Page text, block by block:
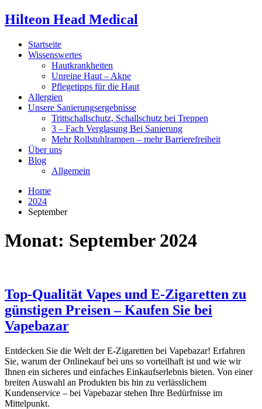
Hilteon Head Medical
Startseite
Wissenswertes
Hautkrankheiten
Unreine Haut – Akne
Pflegetipps für die Haut
Allergien
Unsere Sanierungsergebnisse
Trittschallschutz, Schallschutz bei Treppen
3 – Fach Verglasung Bei Sanierung
Mehr Rollstuhlrampen – mehr Barrierefreiheit
Über uns
Blog
Allgemein
Home
2024
September
Monat: September 2024
Top-Qualität Vapes und E-Zigaretten zu
günstigen Preisen – Kaufen Sie bei
Vapebazar
Entdecken Sie die Welt der E-Zigaretten bei Vapebazar! Erfahren
Sie, warum der Onlinekauf bei uns so vorteilhaft ist und wie wir
Ihnen ein sicheres und einfaches Einkaufserlebnis bieten. Von einer
breiten Auswahl an Produkten bis hin zu verlässlichem
Kundenservice – bei Vapebazar stehen Ihre Bedürfnisse im
Mittelpunkt.